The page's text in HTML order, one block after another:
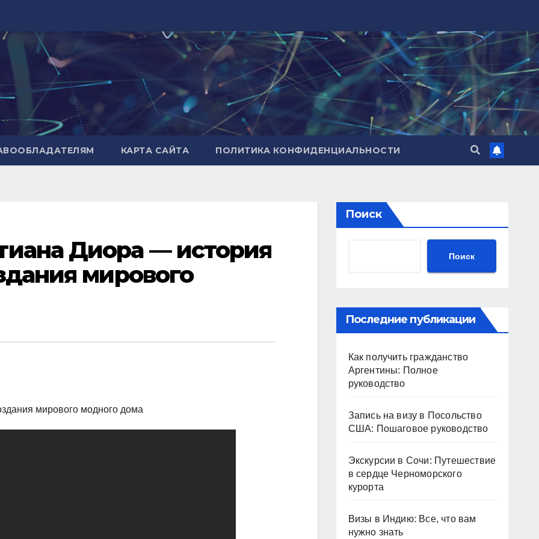
КАРТА САЙТА ПОЛИТИКА КОНФИДЕНЦИАЛЬНОСТИ
Диора — история
мирового
Поиск
Поиск
Последние публикации
Как получить гражданство
Аргентины: Полное
руководство
Запись на визу в Посольство
США: Пошаговое руководство
Экскурсии в Сочи: Путешествие
в сердце Черноморского
курорта
Визы в Индию: Все, что вам
нужно знать